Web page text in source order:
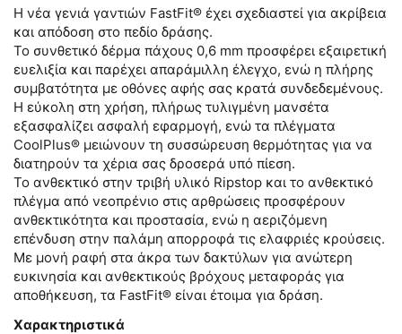
Η νέα γενιά γαντιών FastFit® έχει σχεδιαστεί για ακρίβεια
και απόδοση στο πεδίο δράσης.
Το συνθετικό δέρμα πάχους 0,6 mm προσφέρει εξαιρετική
ευελιξία και παρέχει απαράμιλλη έλεγχο, ενώ η πλήρης
συμβατότητα με οθόνες αφής σας κρατά συνδεδεμένους.
Η εύκολη στη χρήση, πλήρως τυλιγμένη μανσέτα
εξασφαλίζει ασφαλή εφαρμογή, ενώ τα πλέγματα
CoolPlus® μειώνουν τη συσσώρευση θερμότητας για να
διατηρούν τα χέρια σας δροσερά υπό πίεση.
Το ανθεκτικό στην τριβή υλικό Ripstop και το ανθεκτικό
πλέγμα από νεοπρένιο στις αρθρώσεις προσφέρουν
ανθεκτικότητα και προστασία, ενώ η αεριζόμενη
επένδυση στην παλάμη απορροφά τις ελαφριές κρούσεις.
Με μονή ραφή στα άκρα των δακτύλων για ανώτερη
ευκινησία και ανθεκτικούς βρόχους μεταφοράς για
αποθήκευση, τα FastFit® είναι έτοιμα για δράση.
Χαρακτηριστικά